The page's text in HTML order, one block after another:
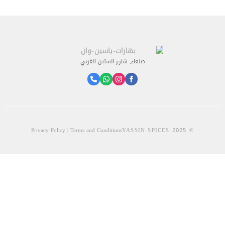
صنعاء, شارع الستين الغربي
© 2025 YASSIN SPICES
Privacy Policy | Terms and Conditions